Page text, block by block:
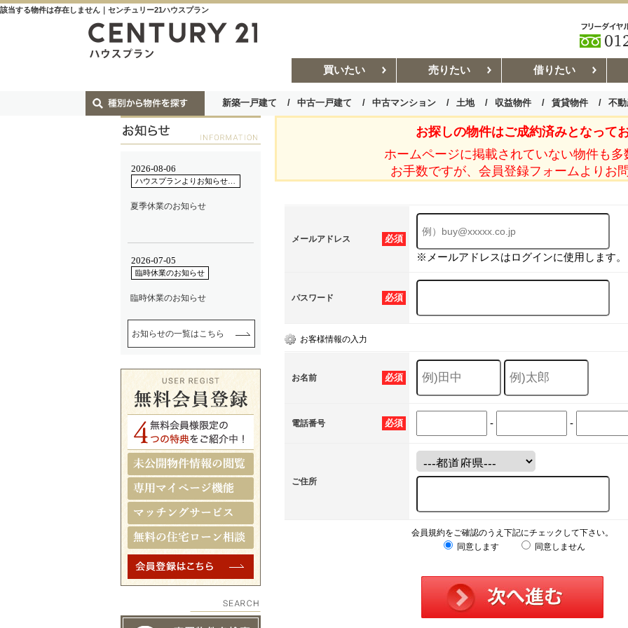
該当する物件は存在しません｜センチュリー21ハウスプラン
買いたい 売りたい 借りたい
新築一戸建て 中古一戸建て 中古マンション 土地 収益物件 賃貸物件 不
お部屋探しコラム 賃貸管理コ
お探しの物件はご成約済みとなってお
ホームページに掲載されていない物件も多
お手数ですが、会員登録フォームよりお
必須
メールアドレス
※メールアドレスはログインに使用します。
必須
パスワード
お客様情報の入力
必須
お名前
必須
電話番号 - -
ご住所
会員規約をご確認のうえ下記にチェックして下さい。
同意します
同意しません
お知らせの一覧はこちら